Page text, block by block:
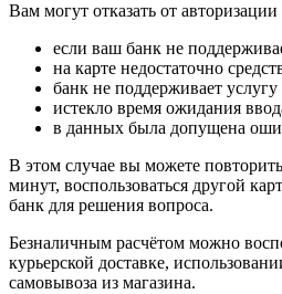
Вам могут отказать от авторизации
если ваш банк не
на карте недостаточно
банк не поддерживает
истекло время ожидания
в данных была допущена
В этом случае вы можете
минут, воспользоваться другой
банк для решения вопроса.
Безналичным расчётом можно
курьерской доставке,
самовывоза из магазина.